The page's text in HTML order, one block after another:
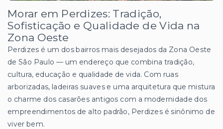
Morar em Perdizes: Tradição,
Sofisticação e Qualidade de Vida na
Zona Oeste
Perdizes é um dos bairros mais desejados da Zona Oeste
de São Paulo — um endereço que combina tradição,
cultura, educação e qualidade de vida. Com ruas
arborizadas, ladeiras suaves e uma arquitetura que mistura
o charme dos casarões antigos com a modernidade dos
empreendimentos de alto padrão, Perdizes é sinônimo de
viver bem.